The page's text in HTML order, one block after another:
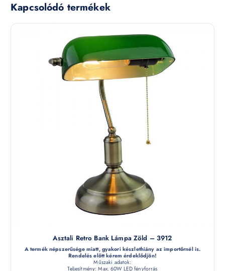
Kapcsolódó termékek
Asztali Retro Bank Lámpa Zöld – 3912
A termék népszerűsége miatt, gyakori készlethiány az importőrnél is.
Rendelés előtt kérem érdeklődjön!
Műszaki adatok:
Teljesítmény: Max. 60W LED fényforrás